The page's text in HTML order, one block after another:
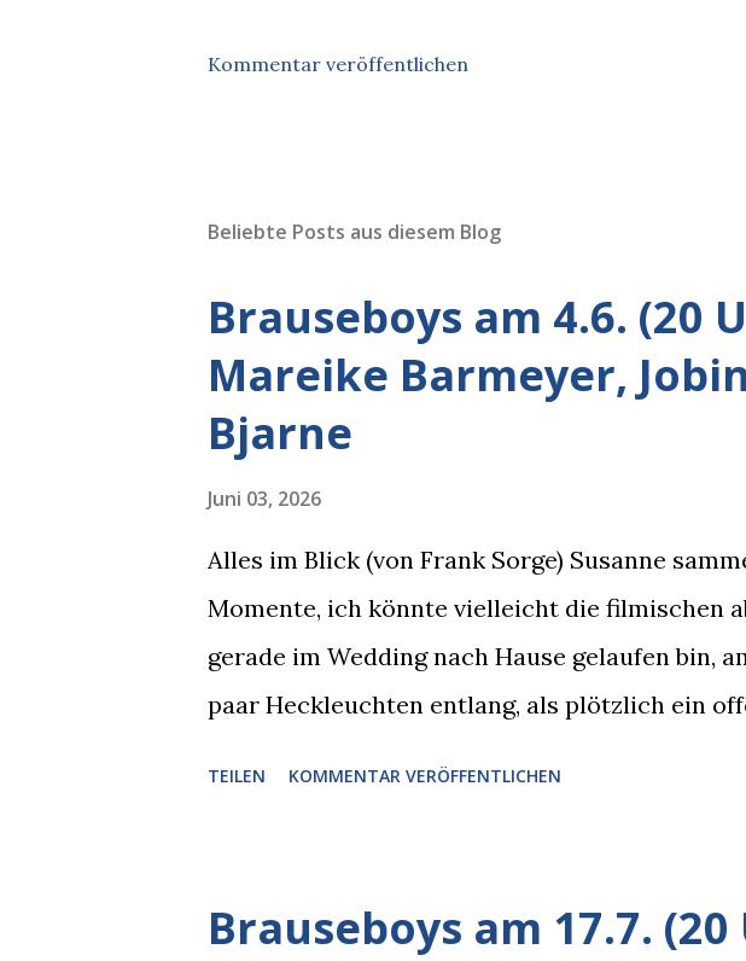
Kommentar veröffentlichen
Beliebte Posts aus diesem Blog
Brauseboys am 4.6. (20
Mareike Barmeyer,
Bjarne
Juni 03, 2026
Alles im Blick (von Frank Sorge) Susanne
Momente, ich könnte vielleicht die filmischen
gerade im Wedding nach Hause gelaufen bin,
paar Heckleuchten entlang, als plötzlich ein
blickte die Krähe und ihn an, er die Krähe und
TEILEN KOMMENTAR VERÖFFENTLICHEN
Brauseboys am 17.7.